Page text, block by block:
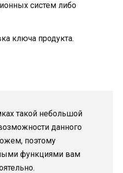
систем либо
ключа продукта.
такой небольшой
данного
поэтому
функциями вам